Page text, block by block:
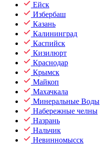
Ейск
Избербаш
Казань
Калининград
Каспийск
Кизилюрт
Краснодар
Крымск
Майкоп
Махачкала
Минеральные Воды
Набережные челны
Назрань
Нальчик
Невинномысск